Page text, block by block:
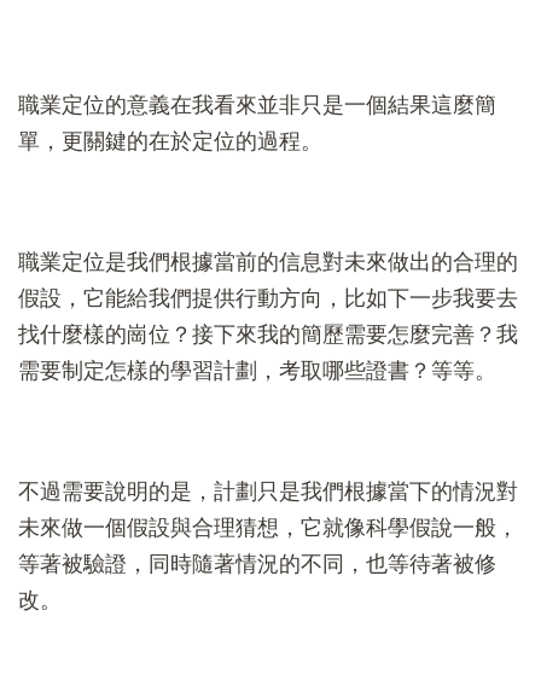
職業定位的意義在我看來並非只是一個結果這麼簡
單，更關鍵的在於定位的過程。
職業定位是我們根據當前的信息對未來做出的合理的
假設，它能給我們提供行動方向，比如下一步我要去
找什麼樣的崗位？接下來我的簡歷需要怎麼完善？我
需要制定怎樣的學習計劃，考取哪些證書？等等。
不過需要說明的是，計劃只是我們根據當下的情況對
未來做一個假設與合理猜想，它就像科學假說一般，
等著被驗證，同時隨著情況的不同，也等待著被修
改。